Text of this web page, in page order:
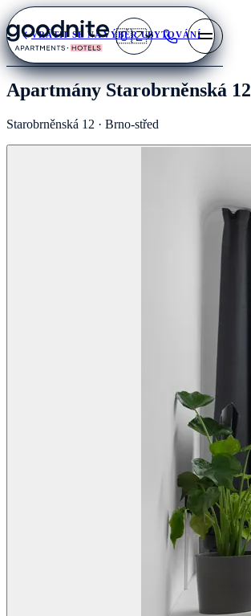
🇨🇿
VRÁTIT SE NA VÝBĚR UBYTOVÁNÍ
Apartmány Starobrněnská 12
Starobrněnská 12 · Brno-střed